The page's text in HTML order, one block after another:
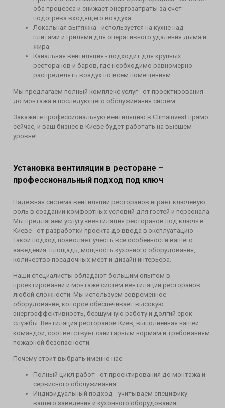
оба процесса и снижает энергозатраты за счет
подогрева входящего воздуха.
Локальная вытяжка - используется на кухне над
плитами и грилями для оперативного удаления дыма и
жира.
Канальная вентиляция - подходит для крупных
ресторанов и баров, где необходимо равномерно
распределять воздух по всем помещениям.
Мы предлагаем полный комплекс услуг - от проектирования
до монтажа и последующего обслуживания систем.
Закажите профессиональную вентиляцию в Climainvest прямо
сейчас, и ваш бизнес в Киеве будет работать на высшем
уровне!
Установка вентиляции в ресторане –
профессиональный подход под ключ
Надежная система вентиляции ресторанов играет ключевую
роль в создании комфортных условий для гостей и персонала.
Мы предлагаем услугу «вентиляция ресторанов под ключ» в
Киеве - от разработки проекта до ввода в эксплуатацию.
Такой подход позволяет учесть все особенности вашего
заведения: площадь, мощность кухонного оборудования,
количество посадочных мест и дизайн интерьера.
Наши специалисты обладают большим опытом в
проектировании и монтаже систем вентиляции ресторанов
любой сложности. Мы используем современное
оборудование, которое обеспечивает высокую
энергоэффективность, бесшумную работу и долгий срок
службы. Вентиляция ресторанов Киев, выполненная нашей
командой, соответствует санитарным нормам и требованиям
пожарной безопасности.
Почему стоит выбрать именно нас:
Полный цикл работ - от проектирования до монтажа и
сервисного обслуживания.
Индивидуальный подход - учитываем специфику
вашего заведения и кухонного оборудования.